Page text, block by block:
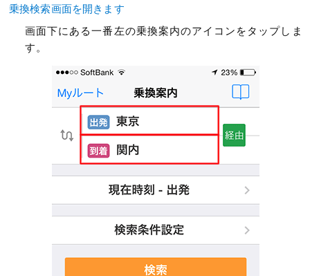
乗換検索画面を開きます
画面下にある一番左の乗換案内のアイコンをタップしま
す。